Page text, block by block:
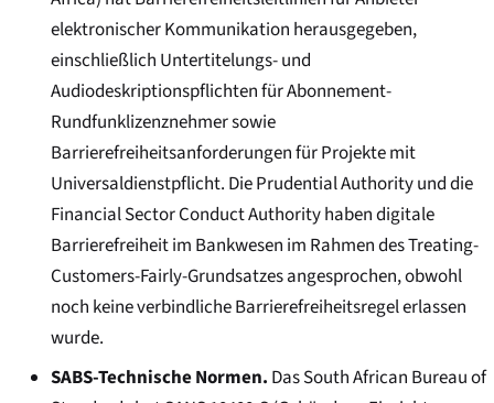
elektronischer Kommunikation herausgegeben,
einschließlich Untertitelungs- und
Audiodeskriptionspflichten für Abonnement-
Rundfunklizenznehmer sowie
Barrierefreiheitsanforderungen für Projekte mit
Universaldienstpflicht. Die Prudential Authority und die
Financial Sector Conduct Authority haben digitale
Barrierefreiheit im Bankwesen im Rahmen des Treating-
Customers-Fairly-Grundsatzes angesprochen, obwohl
noch keine verbindliche Barrierefreiheitsregel erlassen
wurde.
SABS-Technische Normen. Das South African Bureau of